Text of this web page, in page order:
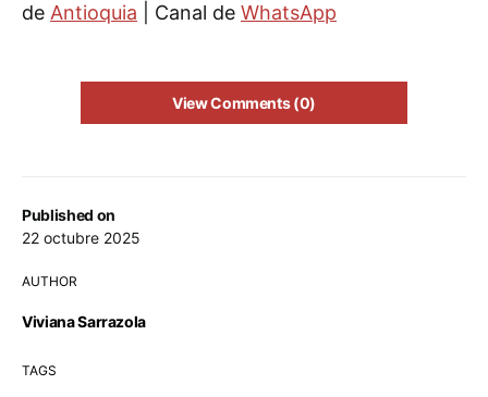
Published on
22 octubre 2025
AUTHOR
Viviana Sarrazola
TAGS
de Antioquia | Canal de WhatsApp
View Comments (0)